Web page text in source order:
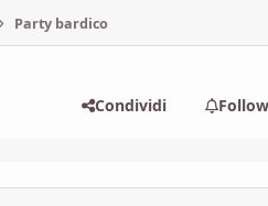
Party bardico
Condividi